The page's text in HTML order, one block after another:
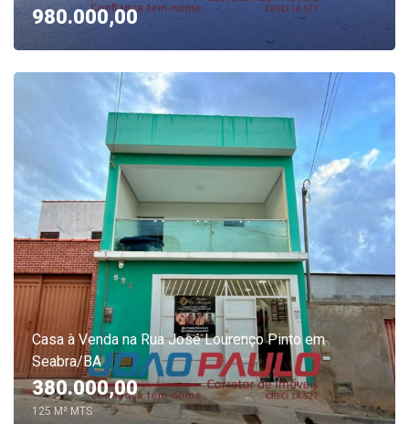
980.000,00
Casa à Venda na Rua José Lourenço Pinto em
Seabra/BA
380.000,00
125 M² MTS